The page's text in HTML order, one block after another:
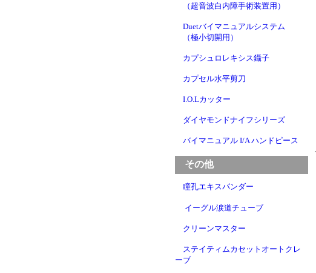
（超音波白内障手術装置用）
Duetバイマニュアルシステム
（極小切開用）
カプシュロレキシス鑷子
カプセル水平剪刀
I.O.Lカッター
ダイヤモンドナイフシリーズ
バイマニュアル I/A ハンドピース
その他
瞳孔エキスパンダー
イーグル涙道チューブ
クリーンマスター
ステイティムカセットオートクレ
ーブ